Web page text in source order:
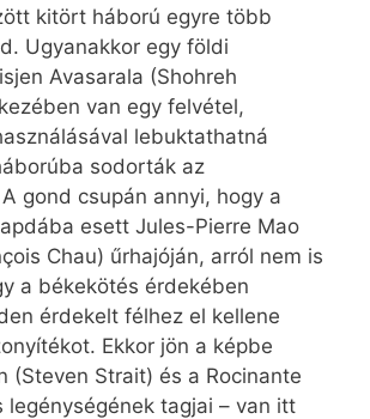
kitört háború egyre több
Ugyanakkor egy földi
Avasarala (Shohreh
van egy felvétel,
lebuktathatná
sodorták az
gond csupán annyi, hogy a
esett Jules-Pierre Mao
Chau) űrhajóján, arról nem is
a békekötés érdekében
érdekelt félhez el kellene
Ekkor jön a képbe
(Steven Strait) és a Rocinante
legénységének tagjai – van itt